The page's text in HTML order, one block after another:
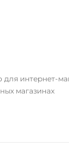
для интернет-
магазинах